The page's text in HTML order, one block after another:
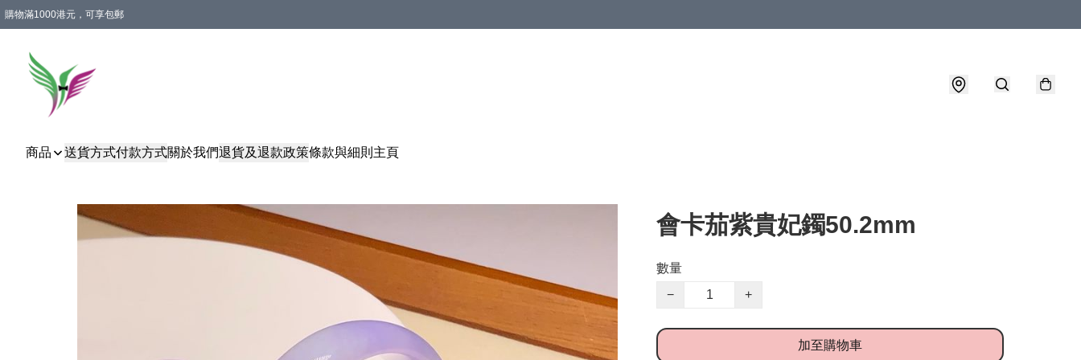
購物滿1000港元，可享包郵
商品 送貨方式付款方式關於我們退貨及退款政策條款與細則 主頁
會卡茄紫貴妃鐲50.2mm
數量
−
+
加至購物車